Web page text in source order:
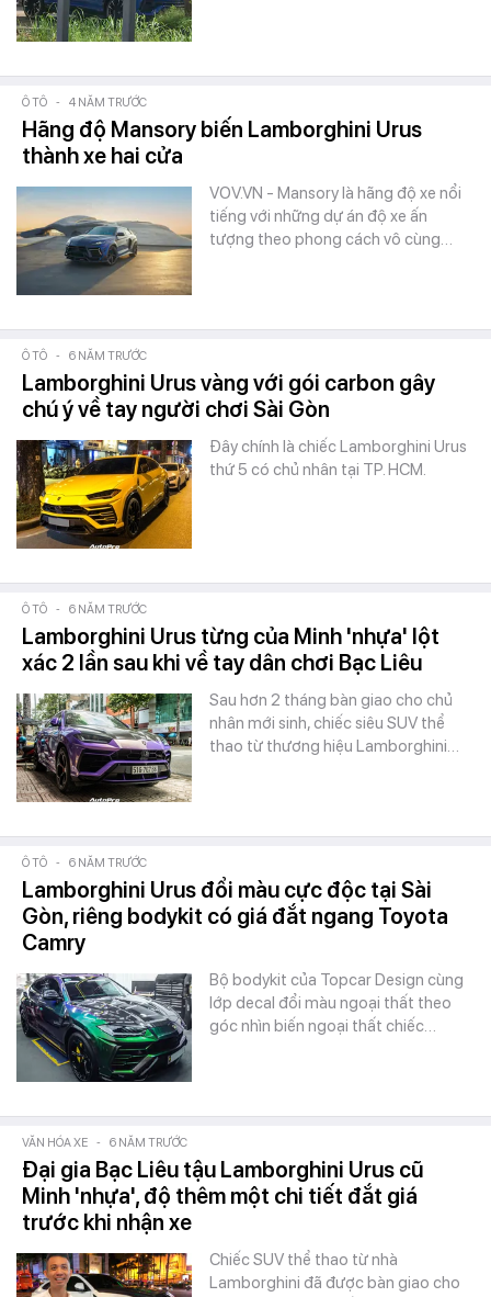
Ô TÔ - 4 NĂM TRƯỚC
Hãng độ Mansory biến Lamborghini Urus
thành xe hai cửa
VOV.VN - Mansory là hãng độ xe nổi
tiếng với những dự án độ xe ấn
tượng theo phong cách vô cùng…
Ô TÔ - 6 NĂM TRƯỚC
Lamborghini Urus vàng với gói carbon gây
chú ý về tay người chơi Sài Gòn
Đây chính là chiếc Lamborghini Urus
thứ 5 có chủ nhân tại TP. HCM.
Ô TÔ - 6 NĂM TRƯỚC
Lamborghini Urus từng của Minh 'nhựa' lột
xác 2 lần sau khi về tay dân chơi Bạc Liêu
Sau hơn 2 tháng bàn giao cho chủ
nhân mới sinh, chiếc siêu SUV thể
thao từ thương hiệu Lamborghini…
Ô TÔ - 6 NĂM TRƯỚC
Lamborghini Urus đổi màu cực độc tại Sài
Gòn, riêng bodykit có giá đắt ngang Toyota
Camry
Bộ bodykit của Topcar Design cùng
lớp decal đổi màu ngoại thất theo
góc nhìn biến ngoại thất chiếc…
VĂN HÓA XE - 6 NĂM TRƯỚC
Đại gia Bạc Liêu tậu Lamborghini Urus cũ
Minh 'nhựa', độ thêm một chi tiết đắt giá
trước khi nhận xe
Chiếc SUV thể thao từ nhà
Lamborghini đã được bàn giao cho